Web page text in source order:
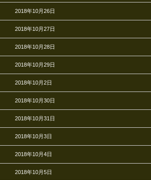
2018年10月26日
2018年10月27日
2018年10月28日
2018年10月29日
2018年10月2日
2018年10月30日
2018年10月31日
2018年10月3日
2018年10月4日
2018年10月5日